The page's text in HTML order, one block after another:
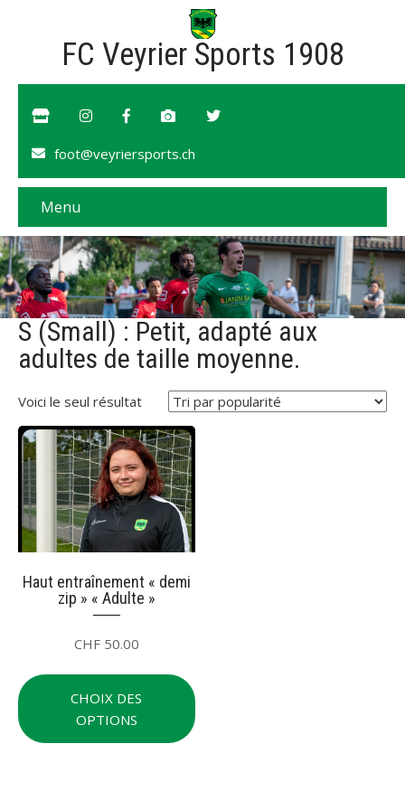
FC Veyrier Sports 1908
foot@veyriersports.ch
Menu
S (Small) : Petit, adapté aux
adultes de taille moyenne.
Voici le seul résultat
Haut entraînement « demi
zip » « Adulte »
CHF50.00
CHOIX DES
OPTIONS
produit
a